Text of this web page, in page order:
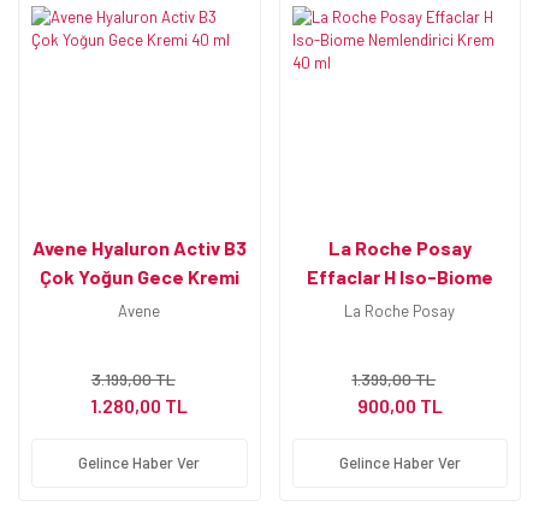
Avene Hyaluron Activ B3
Çok Yoğun Gece Kremi
40 ml
Avene
3.199,00 TL
1.280,00 TL
Gelince Haber Ver
La Roche Posay
Effaclar H Iso-Biome
Nemlendirici Krem 40 ml
La Roche Posay
1.399,00 TL
900,00 TL
Gelince Haber Ver